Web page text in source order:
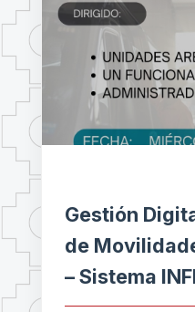
Gestión
de
– Sistema